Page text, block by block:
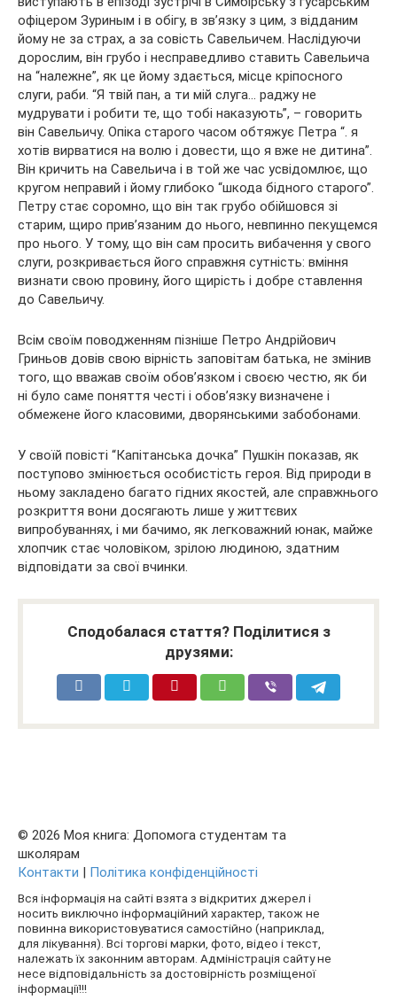
офіцером Зуриным і в обігу, в зв’язку з цим, з відданим
йому не за страх, а за совість Савельичем. Наслідуючи
дорослим, він грубо і несправедливо ставить Савельича
на “належне”, як це йому здається, місце кріпосного
слуги, раби. “Я твій пан, а ти мій слуга… раджу не
мудрувати і робити те, що тобі наказують”, – говорить
він Савельичу. Опіка старого часом обтяжує Петра “. я
хотів вирватися на волю і довести, що я вже не дитина”.
Він кричить на Савельича і в той же час усвідомлює, що
кругом неправий і йому глибоко “шкода бідного старого”.
Петру стає соромно, що він так грубо обійшовся зі
старим, щиро прив’язаним до нього, невпинно пекущемся
про нього. У тому, що він сам просить вибачення у свого
слуги, розкривається його справжня сутність: вміння
визнати свою провину, його щирість і добре ставлення
до Савельичу.
Всім своїм поводженням пізніше Петро Андрійович
Гриньов довів свою вірність заповітам батька, не змінив
того, що вважав своїм обов’язком і своєю честю, як би
ні було саме поняття честі і обов’язку визначене і
обмежене його класовими, дворянськими забобонами.
У своїй повісті “Капітанська дочка” Пушкін показав, як
поступово змінюється особистість героя. Від природи в
ньому закладено багато гідних якостей, але справжнього
розкриття вони досягають лише у життєвих
випробуваннях, і ми бачимо, як легковажний юнак, майже
хлопчик стає чоловіком, зрілою людиною, здатним
відповідати за свої вчинки.
Сподобалася стаття? Поділитися з
друзями:
© 2026 Моя книга: Допомога студентам та
школярам
Контакти | Політика конфіденційності
Вся інформація на сайті взята з відкритих джерел і
носить виключно інформаційний характер, також не
повинна використовуватися самостійно (наприклад,
для лікування). Всі торгові марки, фото, відео і текст,
належать їх законним авторам. Адміністрація сайту не
несе відповідальність за достовірність розміщеної
інформації!!!